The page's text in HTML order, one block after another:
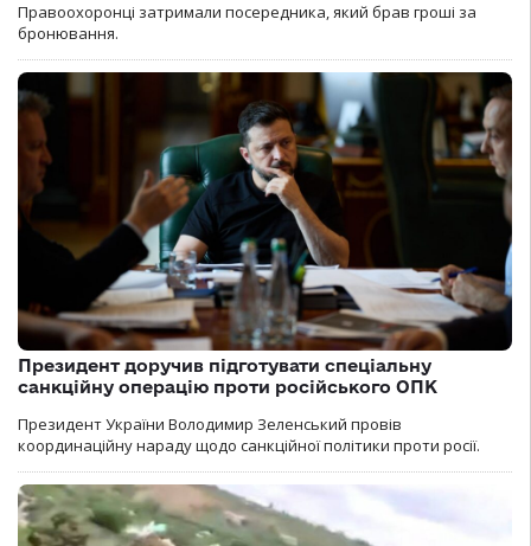
Правоохоронці затримали посередника, який брав гроші за
бронювання.
Президент доручив підготувати спеціальну
санкційну операцію проти російського ОПК
Президент України Володимир Зеленський провів
координаційну нараду щодо санкційної політики проти росії.